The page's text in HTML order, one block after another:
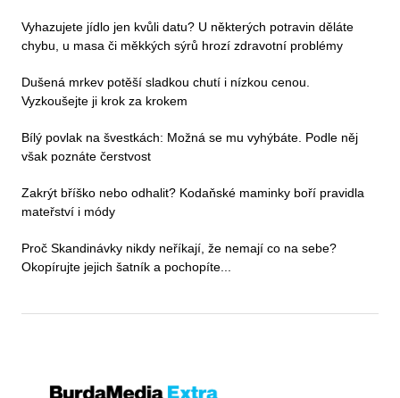
Vyhazujete jídlo jen kvůli datu? U některých potravin děláte
chybu, u masa či měkkých sýrů hrozí zdravotní problémy
Dušená mrkev potěší sladkou chutí i nízkou cenou.
Vyzkoušejte ji krok za krokem
Bílý povlak na švestkách: Možná se mu vyhýbáte. Podle něj
však poznáte čerstvost
Zakrýt bříško nebo odhalit? Kodaňské maminky boří pravidla
mateřství i módy
Proč Skandinávky nikdy neříkají, že nemají co na sebe?
Okopírujte jejich šatník a pochopíte...